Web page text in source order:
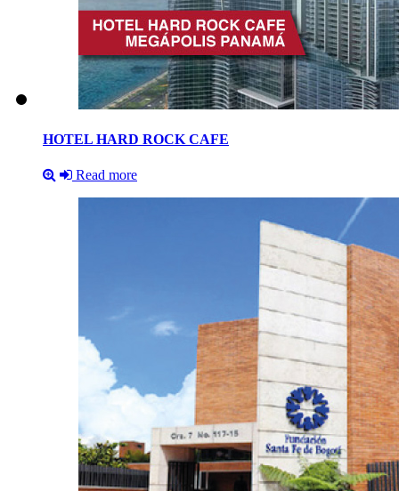
HOTEL HARD ROCK CAFE
Read more